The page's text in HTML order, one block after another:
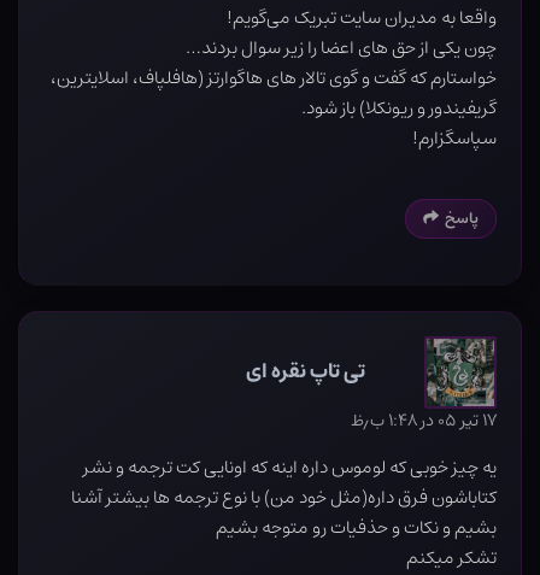
واقعا به مدیران سایت تبریک می‌گویم!
چون یکی از حق های اعضا را زیر سوال بردند…
خواستارم که گفت و گوی تالار های هاگوارتز (هافلپاف، اسلایترین،
گریفیندور و ریونکلا) باز شود.
سپاسگزارم!
پاسخ
تی تاپ نقره ای
۱۷ تیر ۰۵ در ۱:۴۸ ب٫ظ
یه چیز خوبی که لوموس داره اینه که اونایی کت ترجمه و نشر
کتاباشون فرق داره(مثل خود من) با نوع ترجمه ها بیشتر آشنا
بشیم و نکات و حذفیات رو متوجه بشیم
تشکر میکنم